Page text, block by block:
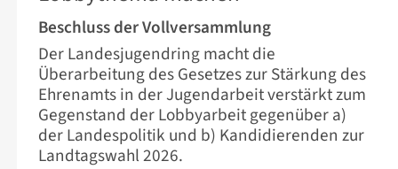
Beschluss der Vollversammlung
Der Landesjugendring macht die
Überarbeitung des Gesetzes zur Stärkung des
Ehrenamts in der Jugendarbeit verstärkt zum
Gegenstand der Lobbyarbeit gegenüber a)
der Landespolitik und b) Kandidierenden zur
Landtagswahl 2026.